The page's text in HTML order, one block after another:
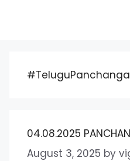
04.08.2025
August 3, 2025 by